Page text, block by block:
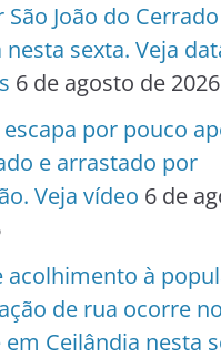
São João do Cerrado
sexta. Veja
6 de agosto de 2026
por pouco
e arrastado por
Veja vídeo 6 de
acolhimento à
de rua ocorre no
em Ceilândia nesta